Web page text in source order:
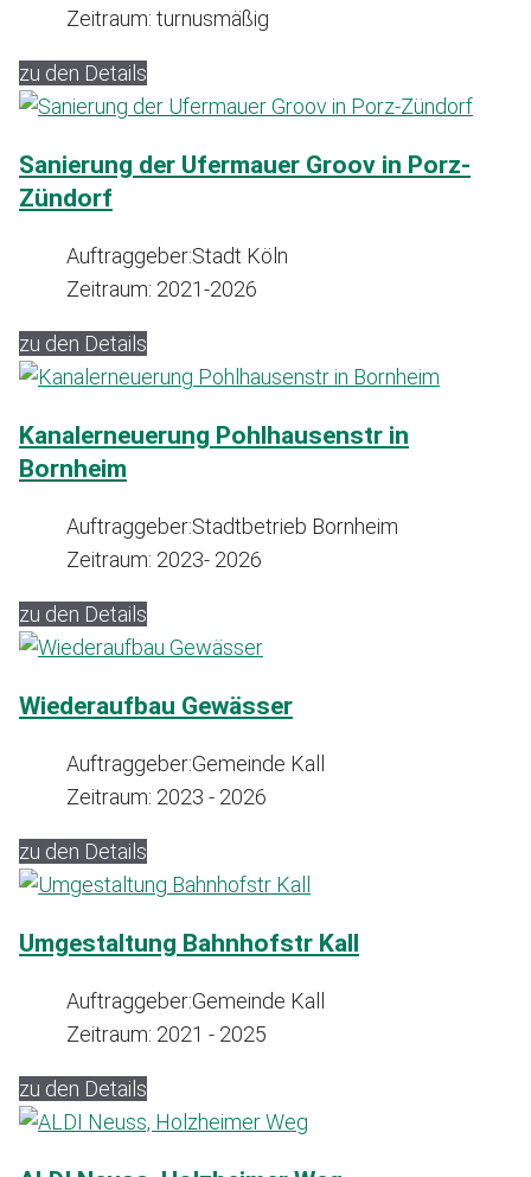
Zeitraum: turnusmäßig
zu den Details
Sanierung der Ufermauer Groov in Porz-
Zündorf
Auftraggeber:Stadt Köln
Zeitraum: 2021-2026
zu den Details
Kanalerneuerung Pohlhausenstr in
Bornheim
Auftraggeber:Stadtbetrieb Bornheim
Zeitraum: 2023- 2026
zu den Details
Wiederaufbau Gewässer
Auftraggeber:Gemeinde Kall
Zeitraum: 2023 - 2026
zu den Details
Umgestaltung Bahnhofstr Kall
Auftraggeber:Gemeinde Kall
Zeitraum: 2021 - 2025
zu den Details